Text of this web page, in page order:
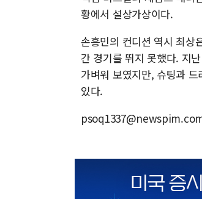
황에서 설상가상이다.
손흥민의 컨디션 역시 최상
간 경기를 뛰지 못했다. 지
가벼워 보였지만, 슈팅과
있다.